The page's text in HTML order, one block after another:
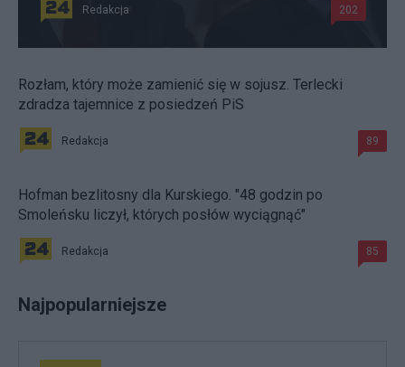
Redakcja 202
Rozłam, który może zamienić się w sojusz. Terlecki
zdradza tajemnice z posiedzeń PiS
Redakcja 89
Hofman bezlitosny dla Kurskiego. "48 godzin po
Smoleńsku liczył, których posłów wyciągnąć"
Redakcja 85
Najpopularniejsze